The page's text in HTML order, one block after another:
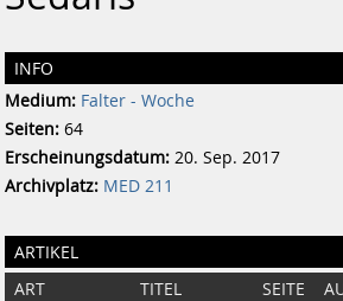
INFO
Medium: Falter - Woche
Seiten: 64
Erscheinungsdatum: 20. Sep. 2017
Archivplatz: MED 211
ARTIKEL
ART TITEL SEITE